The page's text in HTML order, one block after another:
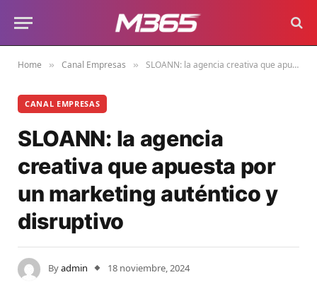
Home » Canal Empresas » SLOANN: la agencia creativa que apuesta por un marketing auténtico y disruptivo
CANAL EMPRESAS
SLOANN: la agencia
creativa que apuesta por
un marketing auténtico y
disruptivo
Byadmin 18 noviembre, 2024